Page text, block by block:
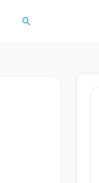
Rechercher